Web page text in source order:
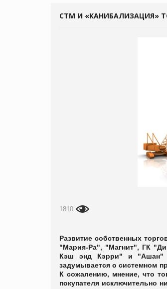
СТМ И «КАНИБАЛИЗАЦИЯ»
1810
Развитие собственных
"Мария-Ра", "Магнит", ГК
Кэш энд Кэрри" и "Ашан"
задумывается о системном
К сожалению, мнение, что
покупателя исключительно